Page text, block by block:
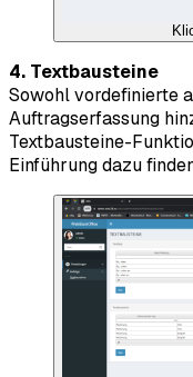
4. Textbausteine
Sowohl vordefinierte
Auftragserfassung
Textbausteine-
Einführung dazu